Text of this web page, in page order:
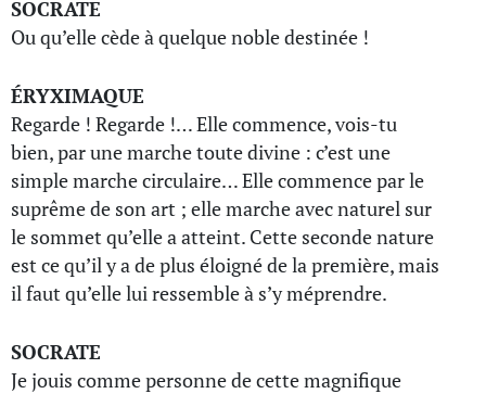
SOCRATE
Ou qu’elle cède à quelque noble destinée !
ÉRYXIMAQUE
Regarde ! Regarde !… Elle commence, vois-tu
bien, par une marche toute divine : c’est une
simple marche circulaire… Elle commence par le
suprême de son art ; elle marche avec naturel sur
le sommet qu’elle a atteint. Cette seconde nature
est ce qu’il y a de plus éloigné de la première, mais
il faut qu’elle lui ressemble à s’y méprendre.
SOCRATE
Je jouis comme personne de cette magnifique